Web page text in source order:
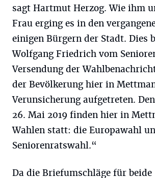
sagt Hartmut Herzog. Wie ihm
Frau erging es in den
einigen Bürgern der Stadt. Dies
Wolfgang Friedrich vom
Versendung der
der Bevölkerung hier in
Verunsicherung aufgetreten.
26. Mai 2019 finden hier in
Wahlen statt: die Europawahl
Seniorenratswahl.“
Da die Briefumschläge für beide